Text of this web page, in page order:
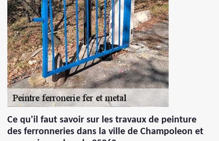
Ce qu'il faut savoir sur les travaux de peinture
des ferronneries dans la ville de Champoleon et